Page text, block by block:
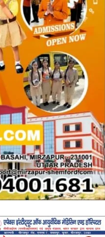
Today
Hindi
News
Paper